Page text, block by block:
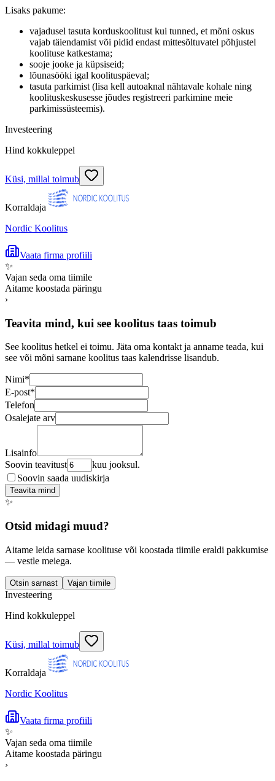
Lisaks pakume:
vajadusel tasuta korduskoolitust kui tunned, et mõni oskus
vajab täiendamist või pidid endast mittesõltuvatel põhjustel
koolituse katkestama;
sooje jooke ja küpsiseid;
lõunasööki igal koolituspäeval;
tasuta parkimist (lisa kell autoaknal nähtavale kohale ning
koolituskeskusesse jõudes registreeri parkimine meie
parkimissüsteemis).
Investeering
Hind kokkuleppel
Küsi, millal toimub
Korraldaja
Nordic Koolitus
Vaata firma profiili
✨
Vajan seda oma tiimile
Aitame koostada päringu
›
Teavita mind, kui see koolitus taas toimub
See koolitus hetkel ei toimu. Jäta oma kontakt ja anname teada, kui
see või mõni sarnane koolitus taas kalendrisse lisandub.
Nimi*
E-post*
Telefon
Osalejate arv
Lisainfo
Soovin teavitust
kuu jooksul.
Soovin saada uudiskirja
Teavita mind
✨
Otsid midagi muud?
Aitame leida sarnase koolituse või koostada tiimile eraldi pakkumise
— vestle meiega.
Otsin sarnast Vajan tiimile
Investeering
Hind kokkuleppel
Küsi, millal toimub
Korraldaja
Nordic Koolitus
Vaata firma profiili
✨
Vajan seda oma tiimile
Aitame koostada päringu
›